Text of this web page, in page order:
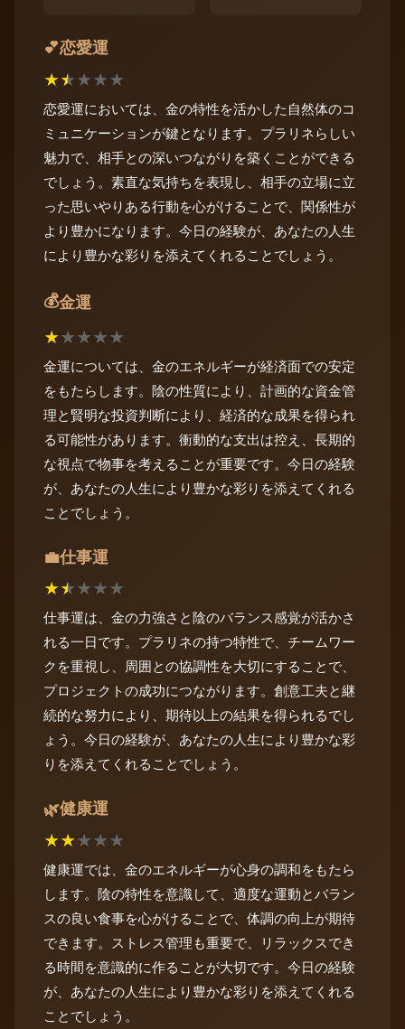
💕恋愛運
★★★★★
恋愛運においては、金の特性を活かした自然体のコ
ミュニケーションが鍵となります。プラリネらしい
魅力で、相手との深いつながりを築くことができる
でしょう。素直な気持ちを表現し、相手の立場に立
った思いやりある行動を心がけることで、関係性が
より豊かになります。今日の経験が、あなたの人生
により豊かな彩りを添えてくれることでしょう。
💰金運
★★★★★
金運については、金のエネルギーが経済面での安定
をもたらします。陰の性質により、計画的な資金管
理と賢明な投資判断により、経済的な成果を得られ
る可能性があります。衝動的な支出は控え、長期的
な視点で物事を考えることが重要です。今日の経験
が、あなたの人生により豊かな彩りを添えてくれる
ことでしょう。
💼仕事運
★★★★★
仕事運は、金の力強さと陰のバランス感覚が活かさ
れる一日です。プラリネの持つ特性で、チームワー
クを重視し、周囲との協調性を大切にすることで、
プロジェクトの成功につながります。創意工夫と継
続的な努力により、期待以上の結果を得られるでし
ょう。今日の経験が、あなたの人生により豊かな彩
りを添えてくれることでしょう。
🌿健康運
★★★★★
健康運では、金のエネルギーが心身の調和をもたら
します。陰の特性を意識して、適度な運動とバラン
スの良い食事を心がけることで、体調の向上が期待
できます。ストレス管理も重要で、リラックスでき
る時間を意識的に作ることが大切です。今日の経験
が、あなたの人生により豊かな彩りを添えてくれる
ことでしょう。